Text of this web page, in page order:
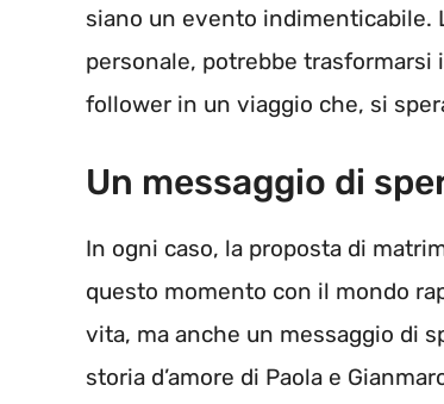
siano un evento indimenticabile.
personale, potrebbe trasformarsi
follower in un viaggio che, si
Un messaggio di
In ogni caso, la proposta di
questo momento con il mondo
vita, ma anche un messaggio di
storia d’amore di Paola e